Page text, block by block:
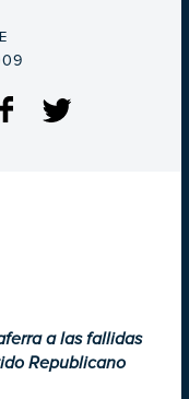
a las fallidas
Republicano